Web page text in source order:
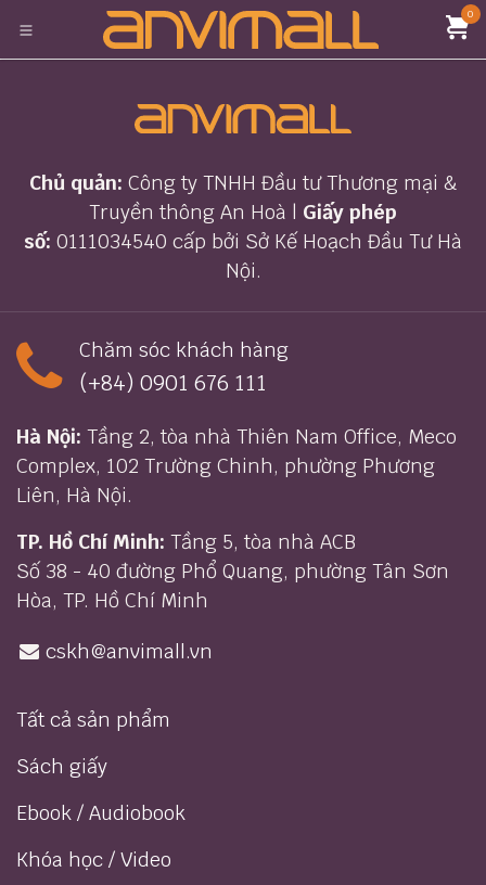
Bỏ qua để đến Nội dung 0
Chủ quản: Công ty TNHH Đầu tư Thương mại &
Truyền thông An Hoà | Giấy phép
số: 0111034540 cấp bởi Sở Kế Hoạch Đầu Tư Hà
Nội.
Chăm sóc khách hàng
(+84) 0901 676 111
Hà Nội: Tầng 2, tòa nhà Thiên Nam Office, Meco
Complex, 102 Trường Chinh, phường Phương
Liên, Hà Nội.
TP. Hồ Chí Minh: Tầng 5, tòa nhà ACB
Số 38 - 40 đường Phổ Quang, phường Tân Sơn
Hòa, TP. Hồ Chí Minh
cskh@anvimall.vn
Tất cả sản phẩm
Sách giấy
Ebook / Audiobook
Khóa học / Video